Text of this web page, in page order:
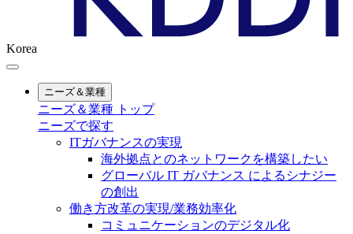
Korea
ニーズ＆業種
ニーズ＆業種 トップ
ニーズで探す
ITガバナンスの実現
海外拠点とのネットワークを構築したい
グローバル IT ガバナンス によるシナジー
の創出
働き方改革の実現/業務効率化
コミュニケーションのデジタル化